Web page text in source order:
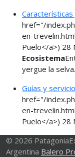
href="/
en-
Puelo</a>) 28
Ecosistema
yergue la
Guías y
href="/
en-
Puelo</a>) 28
© 2026
Argentina Balero